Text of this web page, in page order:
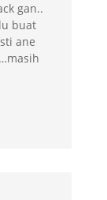
gan..
buat
ane